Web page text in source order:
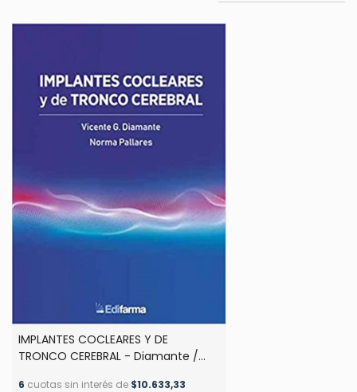
IMPLANTES COCLEARES Y DE
TRONCO CEREBRAL - Diamante /
6 cuotas sin interés de $10.633,33